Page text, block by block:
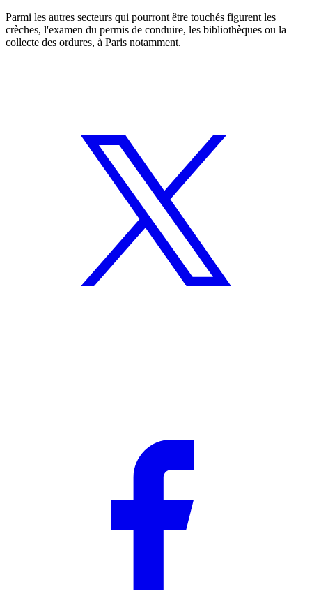
Parmi les autres secteurs qui pourront être touchés figurent les
crèches, l'examen du permis de conduire, les bibliothèques ou la
collecte des ordures, à Paris notamment.